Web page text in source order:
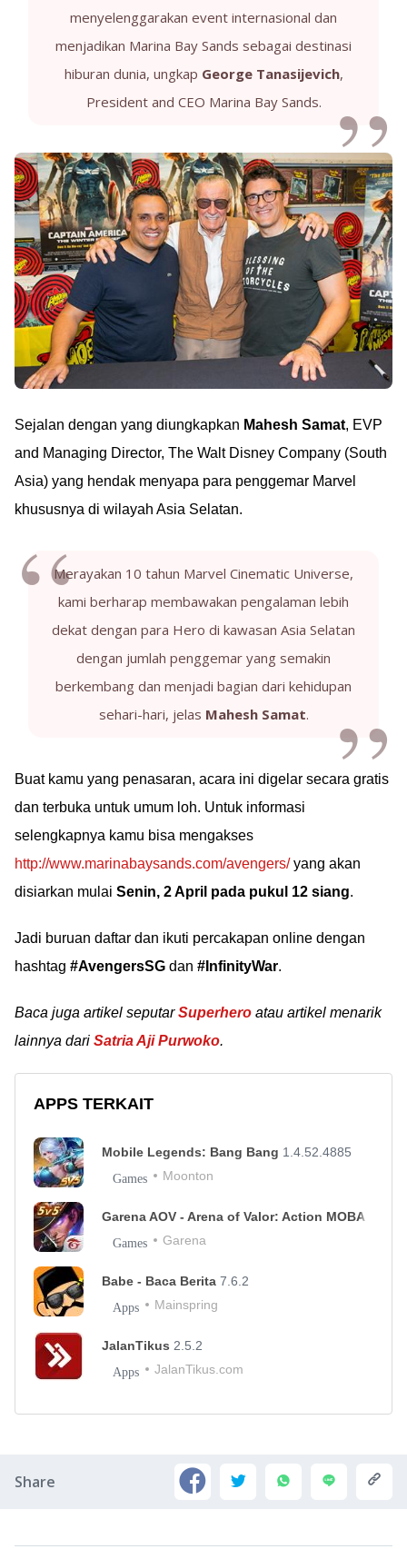
menyelenggarakan event internasional dan
menjadikan Marina Bay Sands sebagai destinasi
hiburan dunia, ungkap George Tanasijevich,
President and CEO Marina Bay Sands.
Sejalan dengan yang diungkapkan Mahesh Samat, EVP
and Managing Director, The Walt Disney Company (South
Asia) yang hendak menyapa para penggemar Marvel
khususnya di wilayah Asia Selatan.
Merayakan 10 tahun Marvel Cinematic Universe,
kami berharap membawakan pengalaman lebih
dekat dengan para Hero di kawasan Asia Selatan
dengan jumlah penggemar yang semakin
berkembang dan menjadi bagian dari kehidupan
sehari-hari, jelas Mahesh Samat.
Buat kamu yang penasaran, acara ini digelar secara gratis
dan terbuka untuk umum loh. Untuk informasi
selengkapnya kamu bisa mengakses
http://www.marinabaysands.com/avengers/yang akan
disiarkan mulai Senin, 2 April pada pukul 12 siang.
Jadi buruan daftar dan ikuti percakapan online dengan
hashtag #AvengersSG dan #InfinityWar.
Baca juga artikel seputarSuperhero atau artikel menarik
lainnya dari Satria Aji Purwoko.
APPS TERKAIT
Mobile Legends: Bang Bang 1.4.52.4885
Games Moonton
Garena AOV - Arena of Valor: Action MOBA
Games Garena
Babe - Baca Berita 7.6.2
Apps Mainspring
JalanTikus 2.5.2
Apps JalanTikus.com
Share